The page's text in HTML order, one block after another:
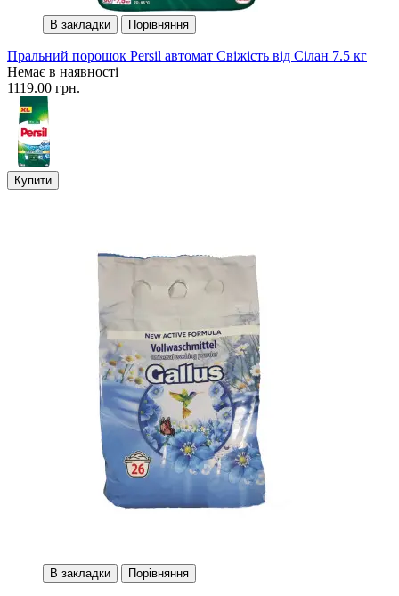
В закладки Порівняння
Пральний порошок Persil автомат Свіжість від Сілан 7.5 кг
Немає в наявності
1119.00 грн.
Купити
В закладки Порівняння